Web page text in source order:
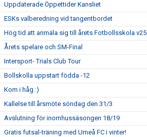
Uppdaterade Öppettider Kansliet
ESKs valberedning vid tangentbordet
Hög tid att anmäla sig till årets Fotbollsskola v25
Årets spelare och SM-Final
Intersport- Trials Club Tour
Bollskolla uppstart födda -12
Kom i håg :)
Kallelse till årsmöte söndag den 31/3
Avslutning för inomhussäsongen 18/19
Gratis futsal-träning med Umeå FC i vinter!